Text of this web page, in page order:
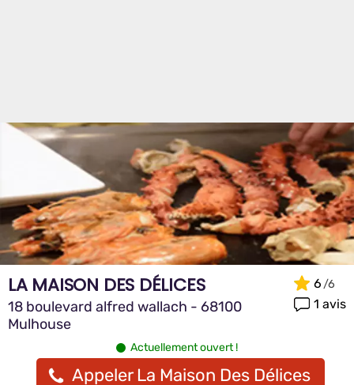
LA MAISON DES DÉLICES
18 boulevard alfred wallach - 68100
Mulhouse
6
1 avis
Actuellement ouvert !
Appeler La Maison Des Délices